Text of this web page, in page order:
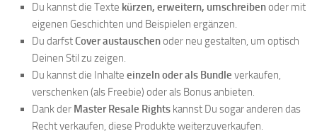
Du kannst die Texte kürzen, erweitern, umschreibenoder mit
eigenen Geschichten und Beispielen ergänzen.
Du darfstCover austauschenoder neu gestalten, um optisch
Deinen Stil zu zeigen.
Du kannst die Inhalte einzeln oder als Bundle verkaufen,
verschenken (als Freebie) oder als Bonus anbieten.
Dank der Master Resale Rights kannst Du sogar anderen das
Recht verkaufen, diese Produkte weiterzuverkaufen.